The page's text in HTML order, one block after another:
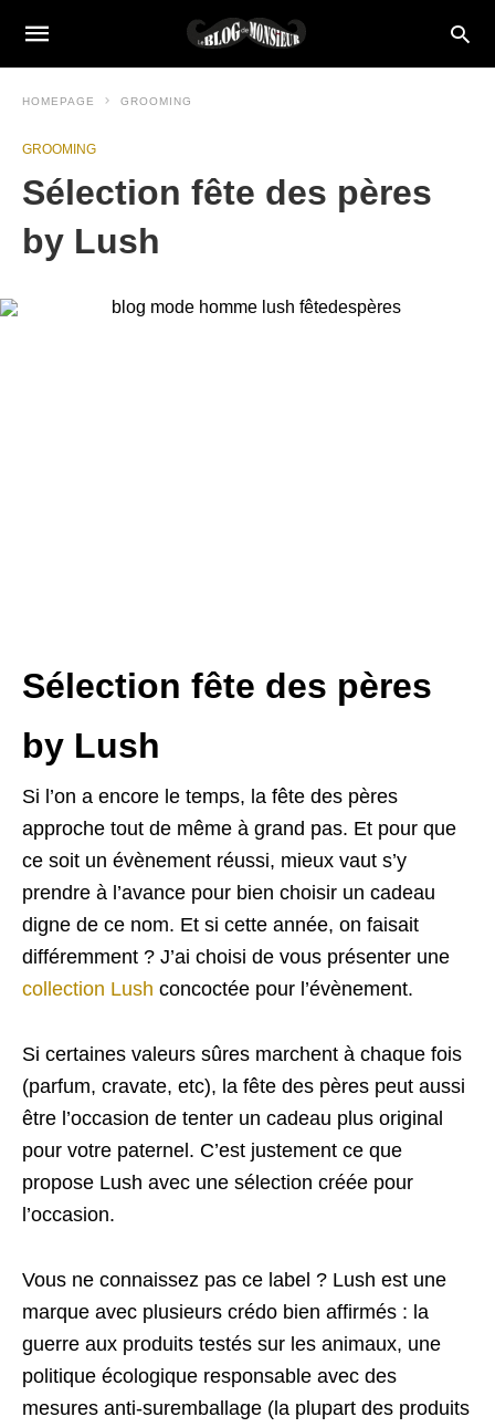
HOMEPAGE GROOMING
GROOMING
Sélection fête des pères
by Lush
Sélection fête des pères
by Lush
Si l’on a encore le temps, la fête des pères
approche tout de même à grand pas. Et pour que
ce soit un évènement réussi, mieux vaut s’y
prendre à l’avance pour bien choisir un cadeau
digne de ce nom. Et si cette année, on faisait
différemment ? J’ai choisi de vous présenter une
collection Lush concoctée pour l’évènement.
Si certaines valeurs sûres marchent à chaque fois
(parfum, cravate, etc), la fête des pères peut aussi
être l’occasion de tenter un cadeau plus original
pour votre paternel. C’est justement ce que
propose Lush avec une sélection créée pour
l’occasion.
Vous ne connaissez pas ce label ? Lush est une
marque avec plusieurs crédo bien affirmés : la
guerre aux produits testés sur les animaux, une
politique écologique responsable avec des
mesures anti-suremballage (la plupart des produits